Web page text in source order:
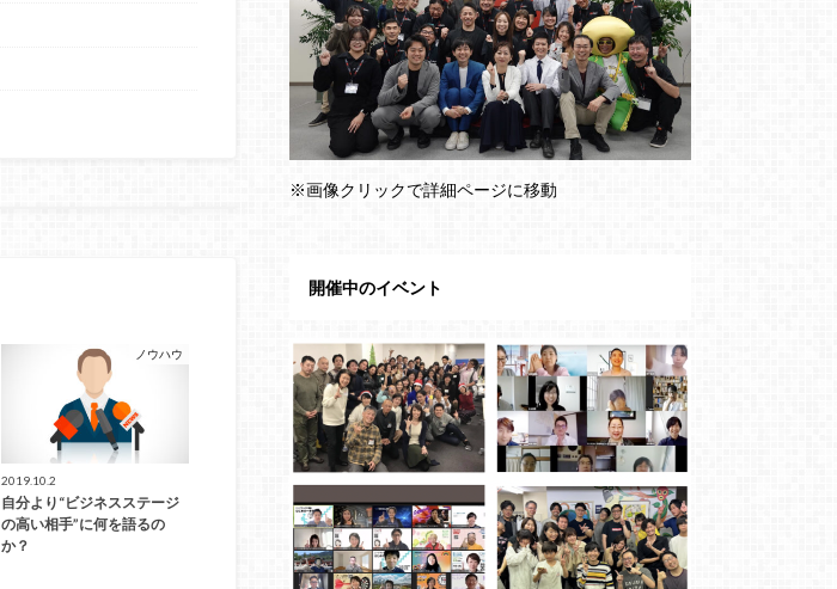
ノウハウ
2019.10.2
自分より“ビジネスステージ
の高い相手”に何を語るの
か？
※画像クリックで詳細ページに移動
開催中のイベント